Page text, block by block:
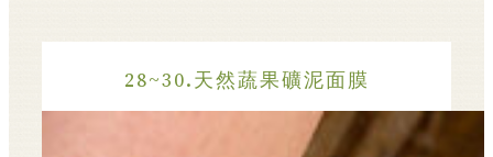
28~30.天然蔬果礦泥面膜